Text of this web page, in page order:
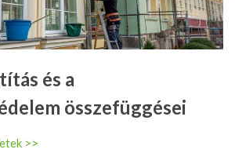
és a
összefüggései
>>